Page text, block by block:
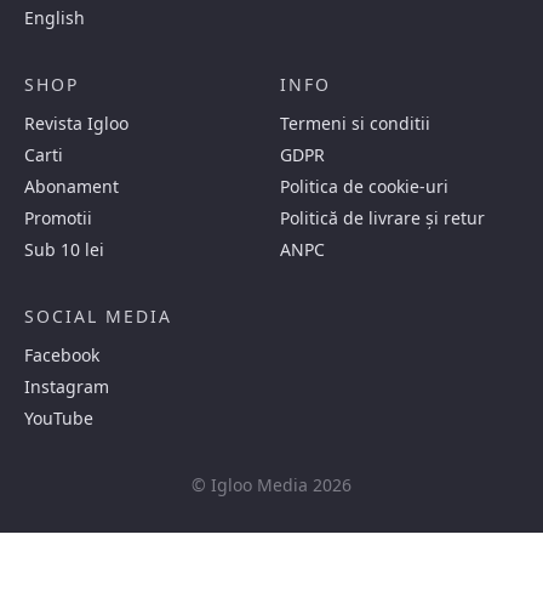
English
SHOP
Revista Igloo
Carti
Abonament
Promotii
Sub 10 lei
INFO
Termeni si conditii
GDPR
Politica de cookie-uri
Politică de livrare și retur
ANPC
SOCIAL MEDIA
Facebook
Instagram
YouTube
© Igloo Media 2026